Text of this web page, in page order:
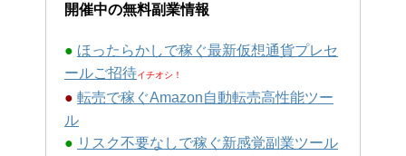
開催中の無料副業情報
● ほったらかしで稼ぐ最新仮想通貨プレセ
ールご招待イチオシ！
● 転売で稼ぐAmazon自動転売高性能ツー
ル
● リスク不要なしで稼ぐ新感覚副業ツール